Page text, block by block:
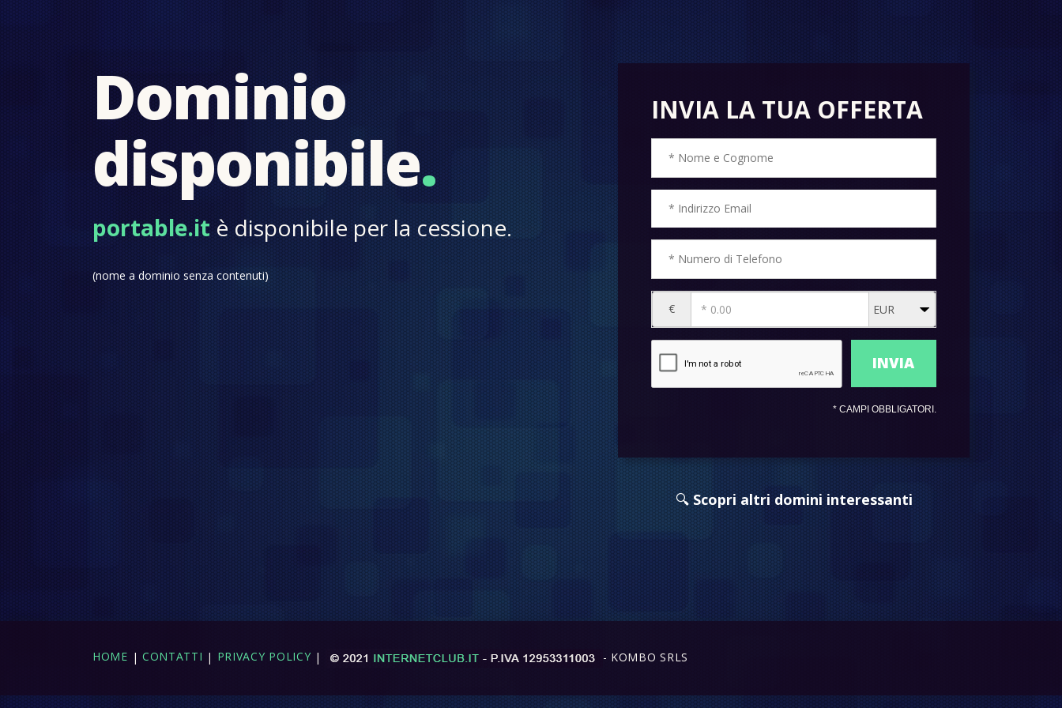
Dominio
disponibile.
portable.itè disponibile per la cessione.
(nome a dominio senza contenuti)
INVIA LA TUA OFFERTA
€
* CAMPI OBBLIGATORI.
🔍Scopri altri domini interessanti
HOME | CONTATTI | PRIVACY POLICY | - KOMBO SRLS